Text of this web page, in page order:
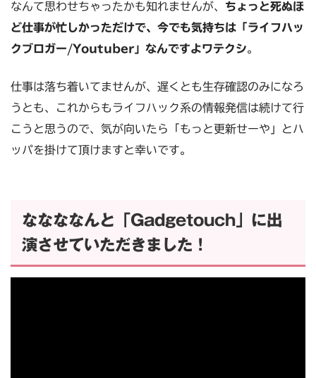
なんて思わせちゃったかも知れませんが、 ちょっと死ぬほ
ど仕事が忙しかっただけで、今でも気持ちは「ライフハッ
クブロガー/Youtuber」なんですよワテクシ。
仕事は落ち着いてませんが、遅くとも生存確認のみになろ
うとも、これからもライフハック系の情報発信は続けて行
こうと思うので、気が向いたら「もっと更新せーや」とハ
ッパを掛けて頂けますと幸いです。
ななななんと「Gadgetouch」に出
演させていただきました！